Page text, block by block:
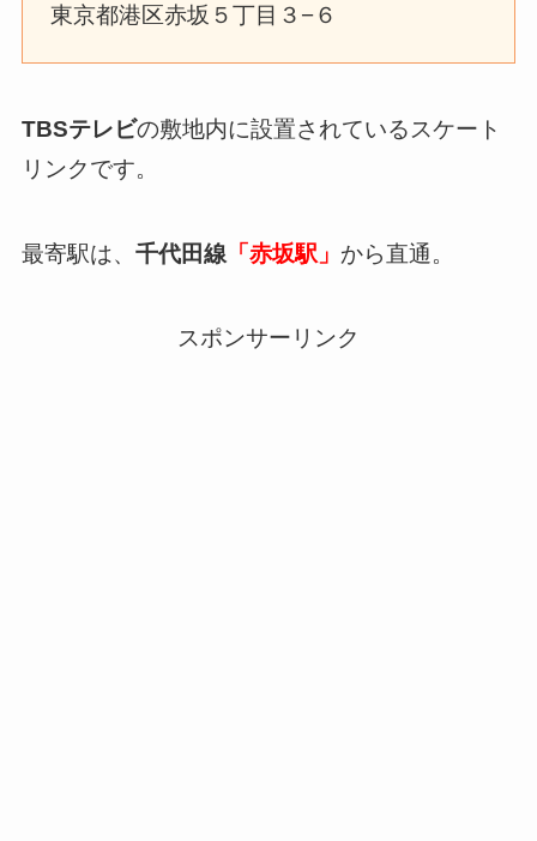
東京都港区赤坂５丁目３−６
TBSテレビの敷地内に設置されているスケート
リンクです。
最寄駅は、 千代田線 「赤坂駅」 から直通。
スポンサーリンク